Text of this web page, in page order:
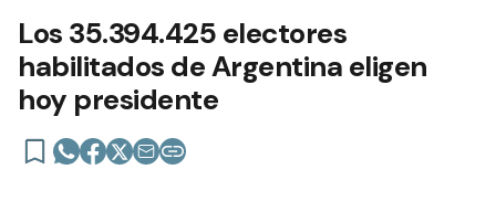
Los 35.394.425 electores
habilitados de Argentina eligen
hoy presidente